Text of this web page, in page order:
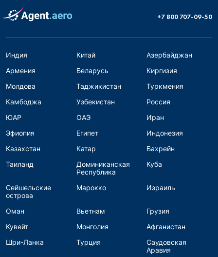
+7 800 707-09-50
Индия Китай
Азербайджан
Армения
Беларусь
Киргизия
Молдова
Таджикистан
Туркмения
Камбоджа
Узбекистан
Россия
ЮАР
ОАЭ
Иран
Эфиопия
Египет
Индонезия
Казахстан
Катар
Бахрейн
Таиланд
Доминиканская
Республика
Куба
Сейшельские
острова
Марокко Израиль
Оман Вьетнам
Грузия
Кувейт
Монголия
Афганистан
Шри-Ланка
Турция
Саудовская
Аравия